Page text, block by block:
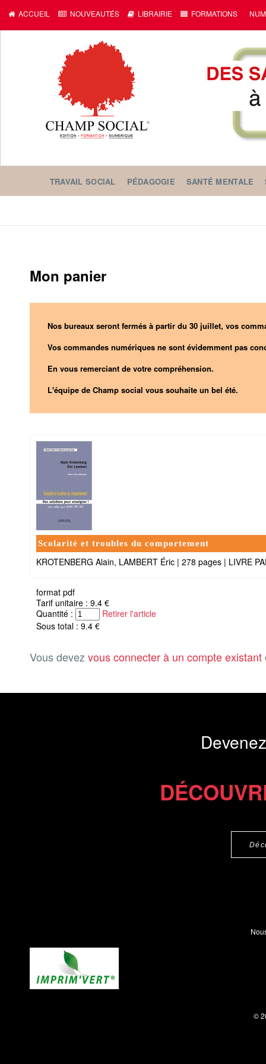
ACCUEIL NOUVEAUTÉS LIBRAIRIE FORMATIONS
TRAVAIL SOCIAL PÉDAGOGIE SANTÉ MENTALE
Mon panier
Nos bureaux seront fermés à partir du 30 juillet, vos
Vos commandes numériques ne sont évidemment pas
En vous remerciant de votre compréhension.
L'équipe de Champ social vous souhaite un bel été.
Scolarité et troubles du comportement
KROTENBERG Alain, LAMBERT Éric | 278 pages | LIVRE
format pdf
Tarif unitaire : 9.4 €
Quantité :
Retirer l'article
Sous total : 9.4 €
Vous devez vous connecter à un compte existant
©